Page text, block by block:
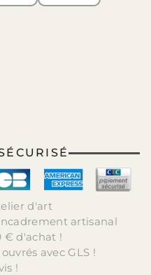
d'art
artisanal
€ d'achat !
avec GLS !
!